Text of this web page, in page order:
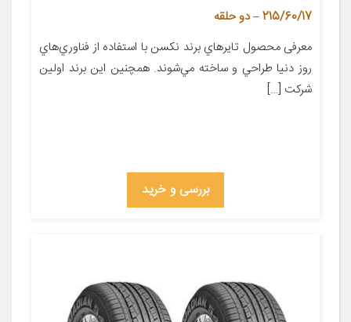
215/60/17 – دو حلقه
معرفی محصول تايرهاي برند نکسن با استفاده از فناوري‌هاي
روز دنيا طراحي و ساخته مي‌شوند. همچنين اين برند اولين
شرکت […]
بررسی و خرید